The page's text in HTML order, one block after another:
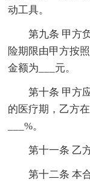
动工具。
第九条 甲方
险期限由甲方按
金额为___元。
第十条 甲方
的医疗期，乙方
___%。
第十一条 乙
第十二条 本